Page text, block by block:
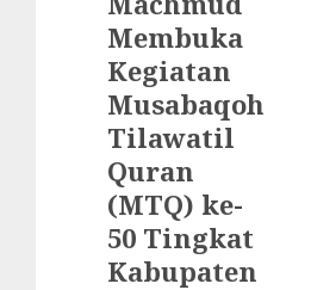
Membuka
Kegiatan
Musabaqoh
Tilawatil
Quran
(MTQ) ke-
50 Tingkat
Kabupaten